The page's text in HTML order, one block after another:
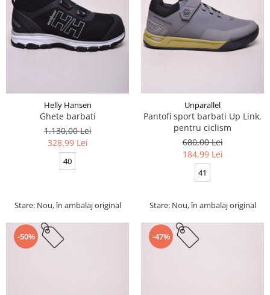
Helly Hansen
Ghete barbati
1.130,00 Lei
328,99 Lei
40
Stare: Nou, în ambalaj original
Unparallel
Pantofi sport barbati Up Link,
pentru ciclism
680,00 Lei
184,99 Lei
41
Stare: Nou, în ambalaj original
-50% -47%